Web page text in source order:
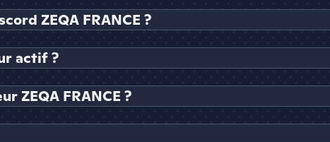
ZEQA FRANCE ?
actif ?
ZEQA FRANCE ?